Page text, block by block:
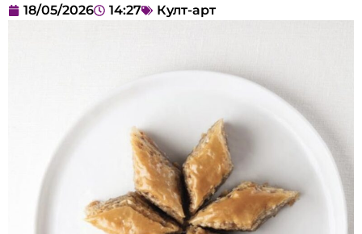
18/05/2026 14:27 Култ-арт